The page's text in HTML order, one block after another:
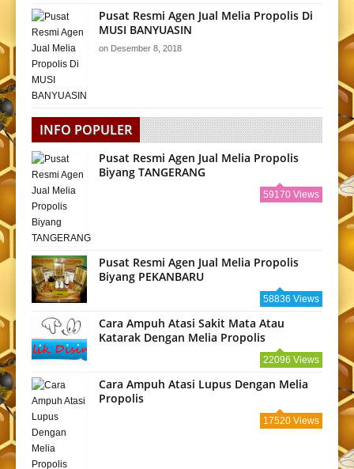
Pusat Resmi Agen Jual Melia Propolis Di
MUSI BANYUASIN
on Desember 8, 2018
INFO POPULER
Pusat Resmi Agen Jual Melia Propolis
Biyang TANGERANG
59170 Views
Pusat Resmi Agen Jual Melia Propolis
Biyang PEKANBARU
58836 Views
Cara Ampuh Atasi Sakit Mata Atau
Katarak Dengan Melia Propolis
22096 Views
Cara Ampuh Atasi Lupus Dengan Melia
Propolis
17520 Views